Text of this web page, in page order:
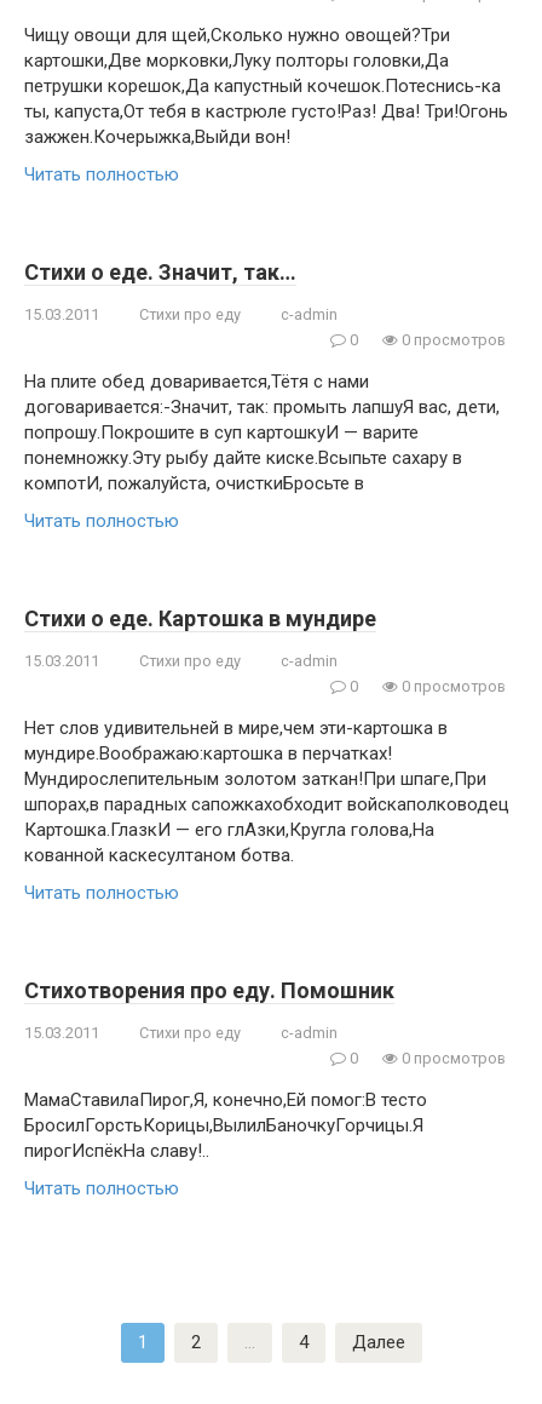
Чищу овощи для щей,Сколько нужно овощей?Три
картошки,Две морковки,Луку полторы головки,Да
петрушки корешок,Да капустный кочешок.Потеснись-ка
ты, капуста,От тебя в кастрюле густо!Раз! Два! Три!Огонь
зажжен.Кочерыжка,Выйди вон!
Читать полностью
Стихи о еде. Значит, так…
15.03.2011 Стихи про еду
c-admin
0
0 просмотров
На плите обед доваривается,Тётя с нами
договаривается:-Значит, так: промыть лапшуЯ вас, дети,
попрошу.Покрошите в суп картошкуИ — варите
понемножку.Эту рыбу дайте киске.Всыпьте сахару в
компотИ, пожалуйста, очисткиБросьте в
Читать полностью
Стихи о еде. Картошка в мундире
15.03.2011 Стихи про еду
c-admin
0
0 просмотров
Нет слов удивительней в мире,чем эти-картошка в
мундире.Воображаю:картошка в перчатках!
Мундирослепительным золотом заткан!При шпаге,При
шпорах,в парадных сапожкахобходит войскаполководец
Картошка.ГлазкИ — его глАзки,Кругла голова,На
кованной каскесултаном ботва.
Читать полностью
Стихотворения про еду. Помошник
15.03.2011 Стихи про еду
c-admin
0
0 просмотров
МамаСтавилаПирог,Я, конечно,Ей помог:В тесто
БросилГорстьКорицы,ВылилБаночкуГорчицы.Я
пирогИспёкНа славу!..
Читать полностью
1 2 … 4 Далее